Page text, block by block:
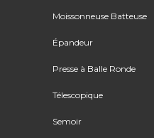
Moissonneuse Batteuse
Épandeur
Presse à Balle Ronde
Télescopique
Semoir